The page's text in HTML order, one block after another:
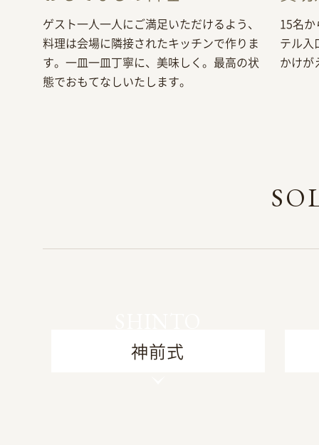
ゲスト一人一人にご満足いただけるよう、
料理は会場に隣接されたキッチンで作りま
す。一皿一皿丁寧に、美味しく。最高の状
態でおもてなしいたします。
15名
テル入
かけが
神前式